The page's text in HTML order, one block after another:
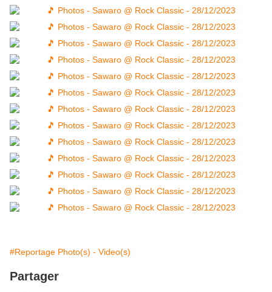
#Reportage Photo(s) - Video(s)
Partager